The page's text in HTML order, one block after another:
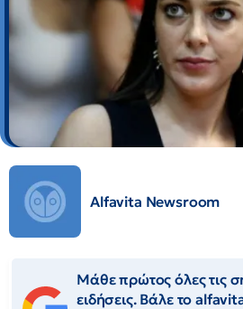
Alfavita Newsroom
Μάθε πρώτος όλες τις
ειδήσεις. Βάλε το